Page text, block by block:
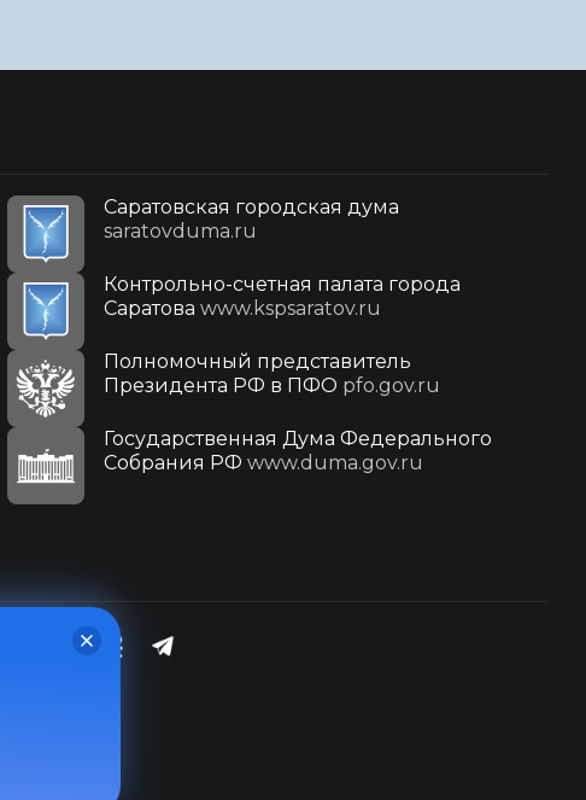
Саратовская городская дума
saratovduma.ru
Контрольно-счетная палата города
Саратова www.kspsaratov.ru
Полномочный представитель
Президента РФ в ПФО pfo.gov.ru
Государственная Дума Федерального
Собрания РФ www.duma.gov.ru